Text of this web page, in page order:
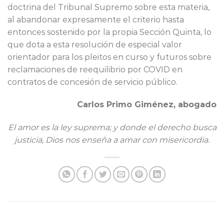
doctrina del Tribunal Supremo sobre esta materia,
al abandonar expresamente el criterio hasta
entonces sostenido por la propia Sección Quinta, lo
que dota a esta resolución de especial valor
orientador para los pleitos en curso y futuros sobre
reclamaciones de reequilibrio por COVID en
contratos de concesión de servicio público.
Carlos Primo Giménez, abogado
El amor es la ley suprema; y donde el derecho busca
justicia, Dios nos enseña a amar con misericordia.